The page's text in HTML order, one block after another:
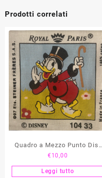
Prodotti correlati
Quadro a Mezzo Punto Dis.
Zio Paperone – 104 33
€ 10,00
Leggi tutto